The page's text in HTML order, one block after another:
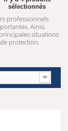
sélectionnés
professionnels
Ainsi,
situations
protection.